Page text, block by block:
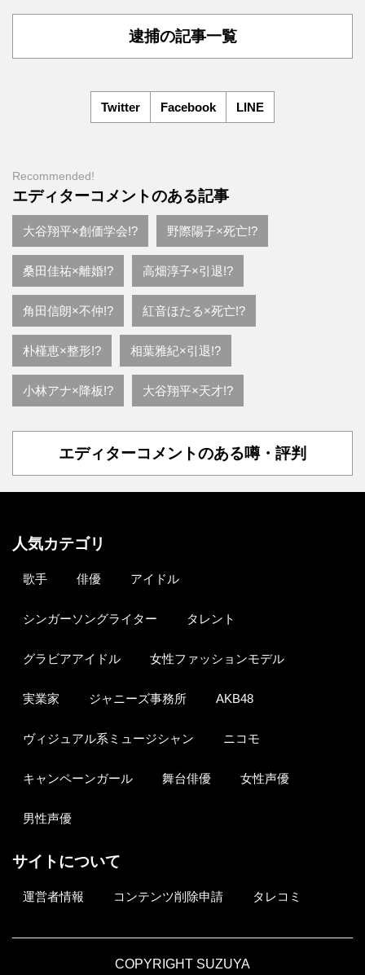
逮捕の記事一覧
Twitter Facebook LINE
Recommended!
エディターコメントのある記事
大谷翔平×創価学会!? 野際陽子×死亡!?
桑田佳祐×離婚!? 高畑淳子×引退!?
角田信朗×不仲!? 紅音ほたる×死亡!?
朴槿恵×整形!? 相葉雅紀×引退!?
小林アナ×降板!? 大谷翔平×天才!?
エディターコメントのある噂・評判
人気カテゴリ
歌手 俳優 アイドル
シンガーソングライター タレント
グラビアアイドル 女性ファッションモデル
実業家 ジャニーズ事務所 AKB48
ヴィジュアル系ミュージシャン ニコモ
キャンペーンガール 舞台俳優 女性声優
男性声優
サイトについて
運営者情報 コンテンツ削除申請 タレコミ
COPYRIGHT SUZUYA